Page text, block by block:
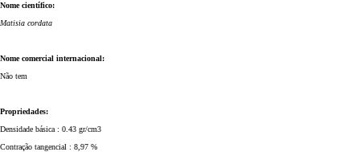
Nome científico:
Matisia cordata
Nome comercial internacional:
Não tem
Propriedades:
Densidade básica : 0.43 gr/cm3
Contração tangencial : 8,97 %